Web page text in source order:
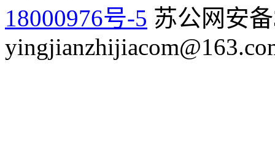
18000976号-5 苏公网安